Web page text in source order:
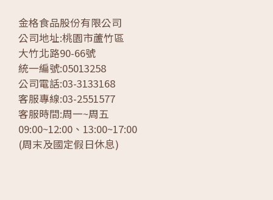
金格食品股份有限公司
公司地址:桃園市蘆竹區
大竹北路90-66號
統一編號:05013258
公司電話:03-3133168
客服專線:03-2551577
客服時間:周一~周五
09:00~12:00、13:00~17:00
(周末及國定假日休息)